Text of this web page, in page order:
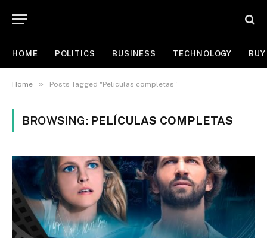
HOME POLITICS BUSINESS TECHNOLOGY
Home » Posts Tagged "Películas completas"
BROWSING: PELÍCULAS COMPLETAS